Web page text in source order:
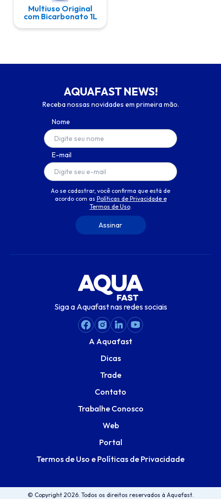
Multiuso Original
com Bicarbonato 1L
AQUAFAST NEWS!
Receba nossas novidades em primeira mão.
Nome
E-mail
Ao se cadastrar, você confirma que está de
acordo com as Políticas de Privacidade e
Termos de Uso.
Siga a Aquafast nas redes sociais
A Aquafast
Dicas
Trade
Contato
Trabalhe Conosco
Web
Portal
Termos de Uso e Políticas de Privacidade
© Copyright 2026. Todos os direitos reservados à Aquafast.